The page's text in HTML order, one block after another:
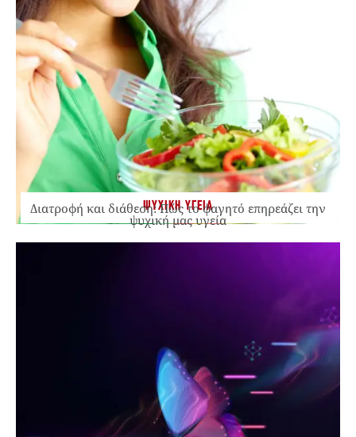
ΨΥΧΙΚΗ ΥΓΕΙΑ
Διατροφή και διάθεση: Πώς το φαγητό επηρεάζει την
ψυχική μας υγεία